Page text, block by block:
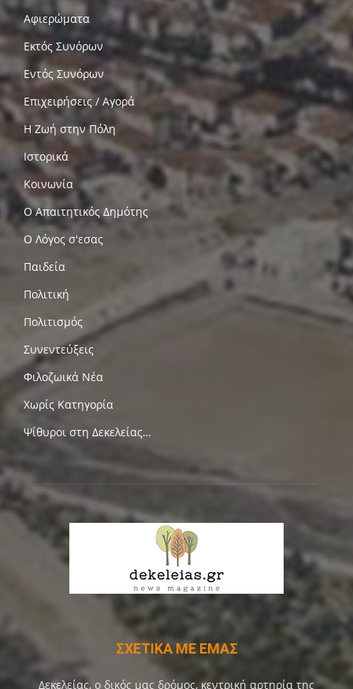
Αφιερώματα
Εκτός Συνόρων
Εντός Συνόρων
Επιχειρήσεις / Αγορά
Η Ζωή στην Πόλη
Ιστορικά
Κοινωνία
Ο Απαιτητικός Δημότης
Ο Λόγος σ'εσας
Παιδεία
Πολιτική
Πολιτισμός
Συνεντεύξεις
Φιλοζωικά Νέα
Χωρίς Κατηγορία
Ψίθυροι στη Δεκελείας…
ΣΧΕΤΙΚΑ ΜΕ ΕΜΑΣ
Δεκελείας, ο δικός μας δρόμος, κεντρική αρτηρία της